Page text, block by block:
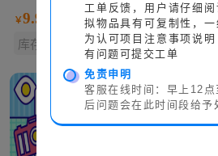
号称月入四位数【协议脚本+使
用教程】
￥9.99元
库存充足 购买
目，
+使
库
工单反馈，用户请仔细
拟物品具有可复制性，
为认可项目注意事项说
有问题可提交工单
免责申明
客服在线时间：早上12
后问题会在此时间段给予